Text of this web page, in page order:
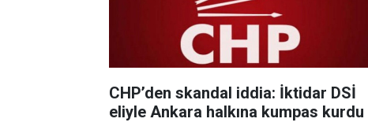
CHP’den skandal iddia: İktidar DSİ
eliyle Ankara halkına kumpas kurdu